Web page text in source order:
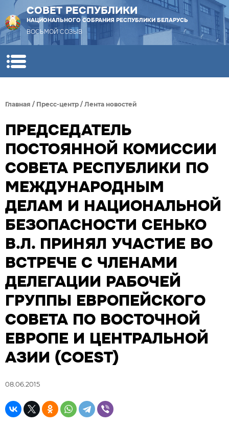
СОВЕТ РЕСПУБЛИКИ
НАЦИОНАЛЬНОГО СОБРАНИЯ РЕСПУБЛИКИ БЕЛАРУСЬ
ВОСЬМОЙ СОЗЫВ
Главная / Пресс-центр / Лента новостей
ПРЕДСЕДАТЕЛЬ
ПОСТОЯННОЙ КОМИССИИ
СОВЕТА РЕСПУБЛИКИ ПО
МЕЖДУНАРОДНЫМ
ДЕЛАМ И НАЦИОНАЛЬНОЙ
БЕЗОПАСНОСТИ СЕНЬКО
В.Л. ПРИНЯЛ УЧАСТИЕ ВО
ВСТРЕЧЕ С ЧЛЕНАМИ
ДЕЛЕГАЦИИ РАБОЧЕЙ
ГРУППЫ ЕВРОПЕЙСКОГО
СОВЕТА ПО ВОСТОЧНОЙ
ЕВРОПЕ И ЦЕНТРАЛЬНОЙ
АЗИИ (COEST)
08.06.2015